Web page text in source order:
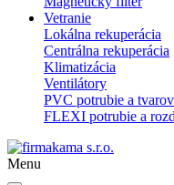
Vetranie
Lokálna rekuperácia
Centrálna rekuperácia
Klimatizácia
Ventilátory
PVC potrubie a
FLEXI potrubie a
Menu